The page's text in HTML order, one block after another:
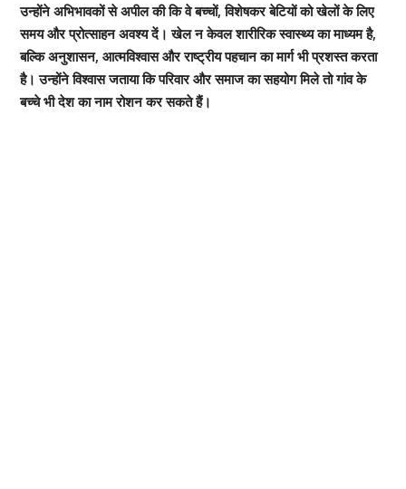
उन्होंने अभिभावकों से अपील की कि वे बच्चों, विशेषकर बेटियों को खेलों के लिए
समय और प्रोत्साहन अवश्य दें। खेल न केवल शारीरिक स्वास्थ्य का माध्यम है,
बल्कि अनुशासन, आत्मविश्वास और राष्ट्रीय पहचान का मार्ग भी प्रशस्त करता
है। उन्होंने विश्वास जताया कि परिवार और समाज का सहयोग मिले तो गांव के
बच्चे भी देश का नाम रोशन कर सकते हैं।